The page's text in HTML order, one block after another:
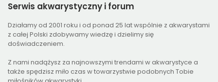
Serwis akwarystyczny i forum
Działamy od 2001 roku i od ponad 25 lat wspólnie z akwarystami
z całej Polski zdobywamy wiedzę i dzielimy się
doświadczeniem.
Z nami nadążysz za najnowszymi trendami w akwarystyce a
także spędzisz miło czas w towarzystwie podobnych Tobie